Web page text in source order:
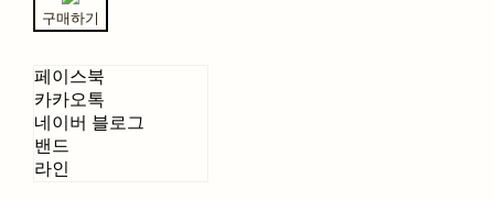
구매하기
페이스북
카카오톡
네이버 블로그
밴드
라인